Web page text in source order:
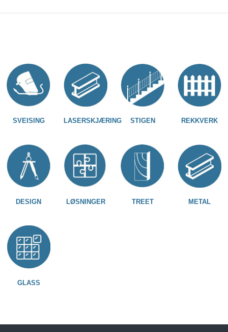
SVEISING LASERSKJÆRING STIGEN REKKVERK
DESIGN LØSNINGER TREET METAL
GLASS